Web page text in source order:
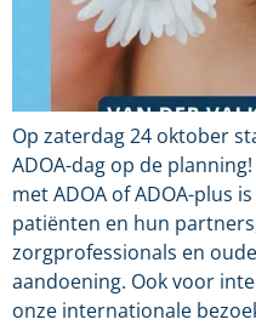
Op zaterdag 24 oktober
ADOA-dag op de
met ADOA of ADOA-plus
patiënten en hun
zorgprofessionals en
aandoening. Ook voor
onze internationale